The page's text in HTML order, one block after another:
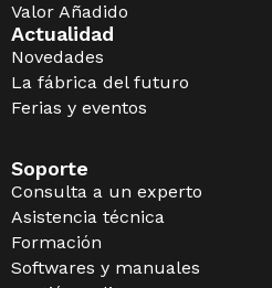
Valor Añadido
Actualidad
Novedades
La fábrica del futuro
Ferias y eventos
Soporte
Consulta a un experto
Asistencia técnica
Formación
Softwares y manuales